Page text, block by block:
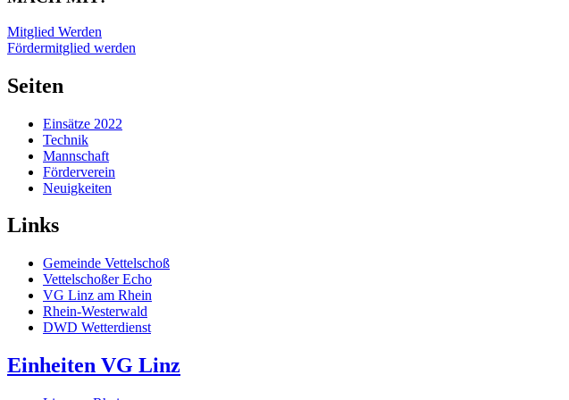
Mitglied Werden
Fördermitglied werden
Seiten
Einsätze 2022
Technik
Mannschaft
Förderverein
Neuigkeiten
Links
Gemeinde Vettelschoß
Vettelschoßer Echo
VG Linz am Rhein
Rhein-Westerwald
DWD Wetterdienst
Einheiten VG Linz